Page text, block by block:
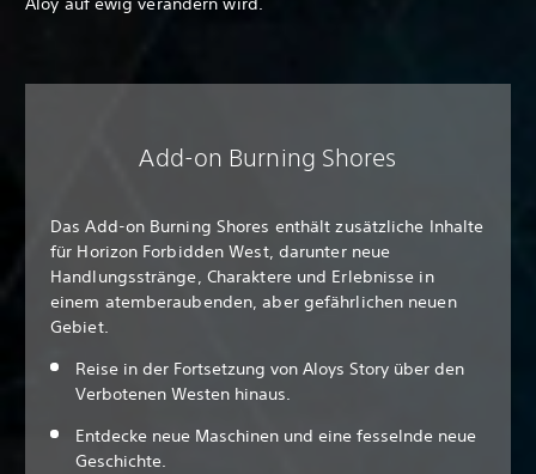
Add-on Burning Shores
Das Add-on Burning Shores enthält zusätzliche Inhalte
für Horizon Forbidden West, darunter neue
Handlungsstränge, Charaktere und Erlebnisse in
einem atemberaubenden, aber gefährlichen neuen
Gebiet.
Reise in der Fortsetzung von Aloys Story über den
Verbotenen Westen hinaus.
Entdecke neue Maschinen und eine fesselnde neue
Geschichte.